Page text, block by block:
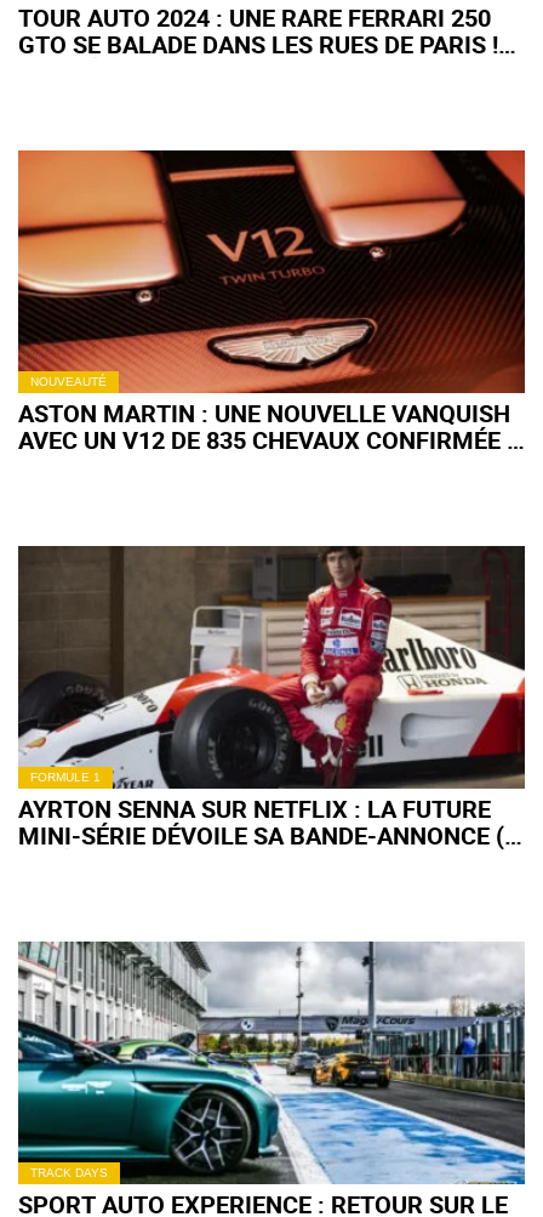
TOUR AUTO 2024 : UNE RARE FERRARI 250
GTO SE BALADE DANS LES RUES DE PARIS !
NOUVEAUTÉ
ASTON MARTIN : UNE NOUVELLE VANQUISH
AVEC UN V12 DE 835 CHEVAUX CONFIRMÉE ?
FORMULE 1
AYRTON SENNA SUR NETFLIX : LA FUTURE
MINI-SÉRIE DÉVOILE SA BANDE-ANNONCE (+
TRACK DAYS
SPORT AUTO EXPERIENCE : RETOUR SUR LE